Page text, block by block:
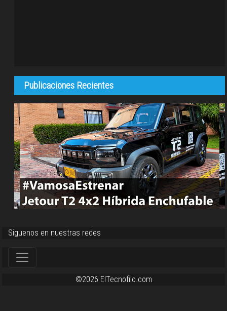
Publicaciones Recientes
Siguenos en nuestras redes
©2026 ElTecnofilo.com